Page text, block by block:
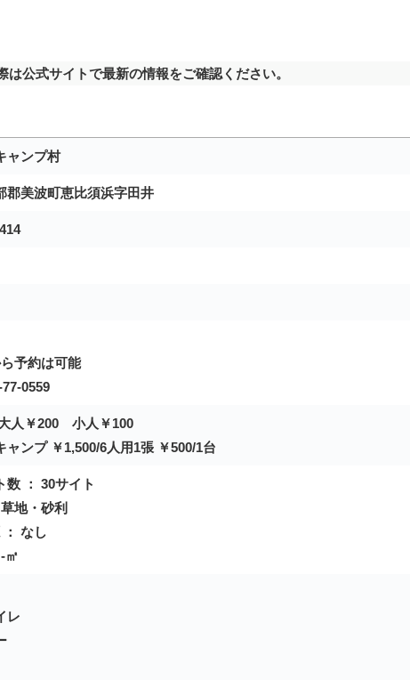
公式サイトで最新の情報をご確認ください。
ャンプ村
郡美波町恵比須浜字田井
予約は可能
0559
人￥200 小人￥100
ャンプ ￥1,500/6人用1張 ￥500/1台
数 ： 30サイト
地・砂利
： なし
㎡
レ